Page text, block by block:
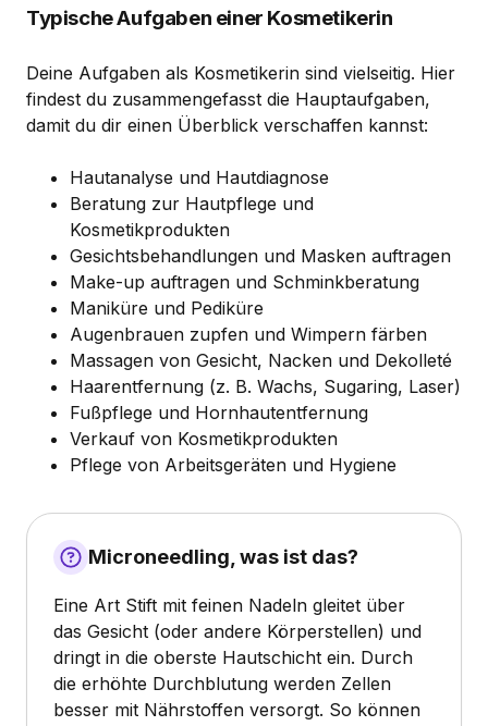
Typische Aufgaben einer Kosmetikerin
Deine Aufgaben als Kosmetikerin sind vielseitig. Hier
findest du zusammengefasst die Hauptaufgaben,
damit du dir einen Überblick verschaffen kannst:
Hautanalyse und Hautdiagnose
Beratung zur Hautpflege und
Kosmetikprodukten
Gesichtsbehandlungen und Masken auftragen
Make-up auftragen und Schminkberatung
Maniküre und Pediküre
Augenbrauen zupfen und Wimpern färben
Massagen von Gesicht, Nacken und Dekolleté
Haarentfernung (z. B. Wachs, Sugaring, Laser)
Fußpflege und Hornhautentfernung
Verkauf von Kosmetikprodukten
Pflege von Arbeitsgeräten und Hygiene
Microneedling, was ist das?
Eine Art Stift mit feinen Nadeln gleitet über
das Gesicht (oder andere Körperstellen) und
dringt in die oberste Hautschicht ein. Durch
die erhöhte Durchblutung werden Zellen
besser mit Nährstoffen versorgt. So können